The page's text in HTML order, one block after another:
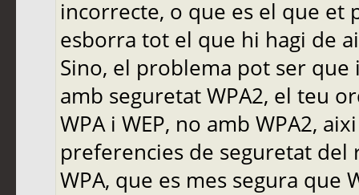
incorrecte, o que es el que et
esborra tot el que hi hagi de
Sino, el problema pot ser
amb seguretat WPA2, el teu
WPA i WEP, no amb WPA2,
preferencies de seguretat del
WPA, que es mes segura que